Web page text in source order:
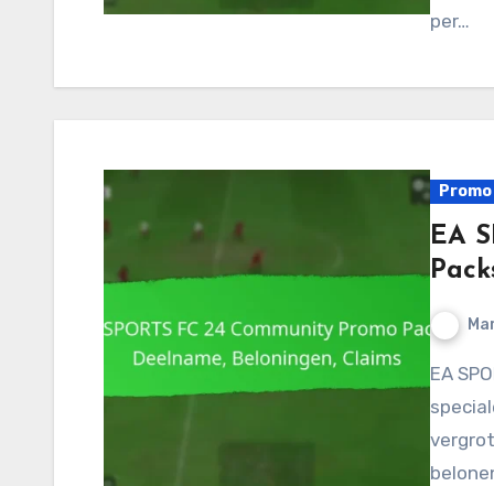
per…
EA
EA SPORTS FC 24 Community Promo Packs zijn